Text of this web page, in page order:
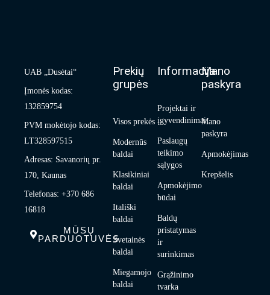
UAB „Dusėtai“
Įmonės kodas:
132859754
PVM mokėtojo kodas:
LT328597515
Adresas: Savanorių pr.
170, Kaunas
Telefonas: +370 686
16818
MŪSŲ
PARDUOTUVĖS
Prekių
grupės
Visos prekės
Modernūs
baldai
Klasikiniai
baldai
Itališki
baldai
Svetainės
baldai
Miegamojo
baldai
Informacija
Projektai ir
įgyvendinimai
Paslaugų
teikimo
sąlygos
Apmokėjimo
būdai
Baldų
pristatymas
ir
surinkimas
Grąžinimo
tvarka
Mano
paskyra
Mano
paskyra
Apmokėjimas
Krepšelis